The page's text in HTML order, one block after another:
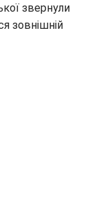
звернули
зовнішній